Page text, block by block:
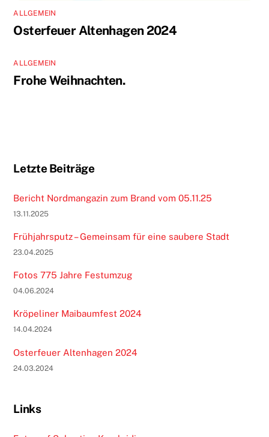
ALLGEMEIN
Osterfeuer Altenhagen 2024
ALLGEMEIN
Frohe Weihnachten.
Letzte Beiträge
Bericht Nordmangazin zum Brand vom 05.11.25
13.11.2025
Frühjahrsputz – Gemeinsam für eine saubere Stadt
23.04.2025
Fotos 775 Jahre Festumzug
04.06.2024
Kröpeliner Maibaumfest 2024
14.04.2024
Osterfeuer Altenhagen 2024
24.03.2024
Links